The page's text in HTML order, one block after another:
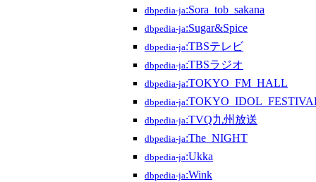
dbpedia-ja:Sora_tob_sakana
dbpedia-ja:Sugar&Spice
dbpedia-ja:TBSテレビ
dbpedia-ja:TBSラジオ
dbpedia-ja:TOKYO_FM_HALL
dbpedia-ja
dbpedia-ja:TVQ九州放送
dbpedia-ja:The_NIGHT
dbpedia-ja:Ukka
dbpedia-ja:Wink